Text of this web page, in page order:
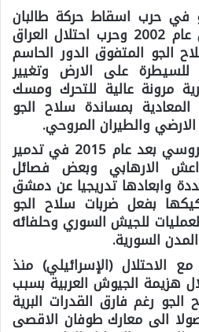
في حرب اسقاط حركة طالبان
والقاعدة في افغانستان عام 2002 وحرب احتلال العراق
لسلاح الجو المتفوق الدور الحاسم
للسيطرة على الارض وتغيير
مرونة عالية للتحرك ومسك
بمساندة سلاح الجو
والطيران المروحي.
كما ساهم سلاح الجو الروسي بعد عام 2015 في تدمير
الارهابي وبعض فصائل
وابعادها تدريجيا عن دمشق
بفعل ضربات سلاح الجو
للجيش السوري وحلفائه
السورية.
الاحتلال (الإسرائيلي) منذ
هزيمة الجيوش العربية بسبب
رغم فارق القدرات البرية
الى معارك طوفان الاقصى